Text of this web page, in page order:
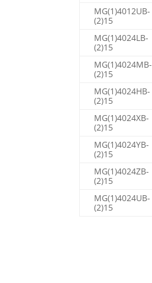
MG(1)4012UB-
(2)15
MG(1)4024LB-
(2)15
MG(1)4024MB-
(2)15
MG(1)4024HB-
(2)15
MG(1)4024XB-
(2)15
MG(1)4024YB-
(2)15
MG(1)4024ZB-
(2)15
MG(1)4024UB-
(2)15